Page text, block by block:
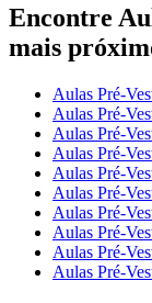
Encontre
mais
Aulas Pré-
Aulas Pré-
Aulas Pré-
Aulas Pré-
Aulas Pré-
Aulas Pré-
Aulas Pré-
Aulas Pré-
Aulas Pré-
Aulas Pré-